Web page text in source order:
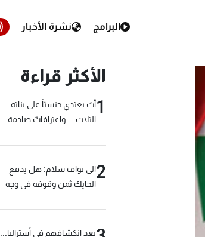
البرامج نشرة الأخبار
الأكثر قراءة
1أبٌ يعتدي جنسيّاً على بناته
الثلاث… واعترافاتٌ صادمة
2الى نواف سلام: هل يدفع
الحايك ثمن وقوفه في وجه
بعد انكشافهم في أستراليا...